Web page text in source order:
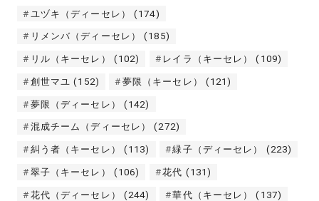
ユヅキ（ディーセレ） (174)
リメンバ（ディーセレ） (185)
リル（キーセレ） (102) レイラ（キーセレ） (109)
創世マユ (152) 夢限（キーセレ） (121)
夢限（ディーセレ） (142)
混成チーム（ディーセレ） (272)
糾う者（キーセレ） (113) 緑子（ディーセレ） (223)
翠子（キーセレ） (106) 花代 (131)
花代（ディーセレ） (244) 華代（キーセレ） (137)